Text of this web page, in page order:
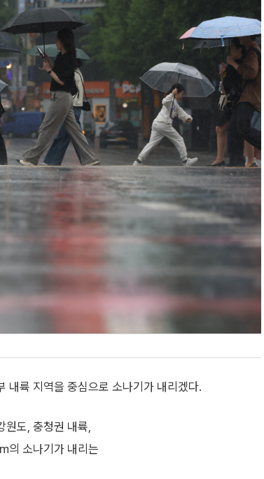
내륙 지역을 중심으로 소나기가 내리겠다.
원도, 충청권 내륙,
의 소나기가 내리는